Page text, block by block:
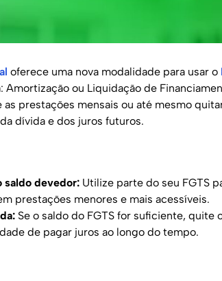
oferece uma nova modalidade para usar o
Amortização ou Liquidação de
prestações mensais ou até mesmo
dívida e dos juros futuros.
saldo devedor: Utilize parte do seu FGTS
prestações menores e mais acessíveis.
Se o saldo do FGTS for suficiente, quite
de pagar juros ao longo do tempo.